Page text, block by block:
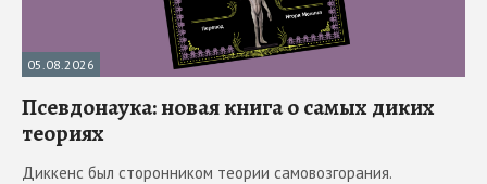
05.08.2026
Псевдонаука: новая книга о самых диких
теориях
Диккенс был сторонником теории самовозгорания.